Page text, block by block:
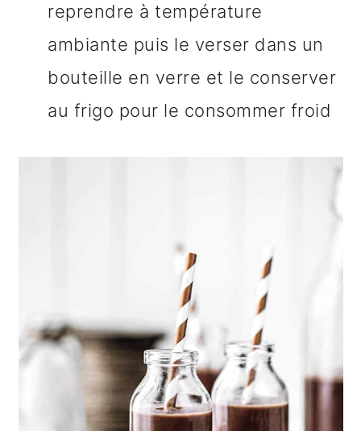
reprendre à température
ambiante puis le verser dans un
bouteille en verre et le conserver
au frigo pour le consommer froid